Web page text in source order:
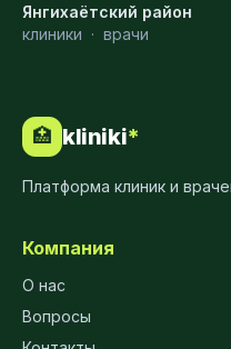
Янгихаётский район
клиники · врачи
🏥 kliniki*
Платформа клиник и
Компания
О нас
Вопросы